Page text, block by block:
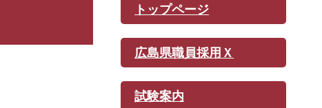
トップページ
広島県職員採用Ｘ
試験案内